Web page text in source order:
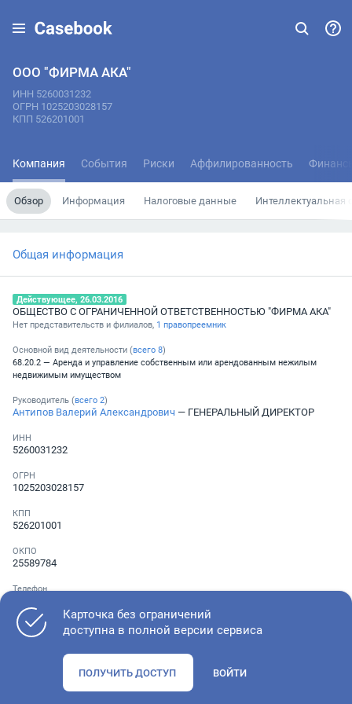
ООО "ФИРМА АКА"
ИНН 5260031232
ОГРН 1025203028157
КПП 526201001
Компания События Риски Аффилированность
Обзор Информация Налоговые данные Интеллектуальная
Общая информация
Действующее, 26.03.2016
ОБЩЕСТВО С ОГРАНИЧЕННОЙ ОТВЕТСТВЕННОСТЬЮ "ФИРМА АКА"
Нет представительств и филиалов, 1 правопреемник
Основной вид деятельности (всего 8)
68.20.2 — Аренда и управление собственным или арендованным нежилым
недвижимым имуществом
Руководитель (всего 2)
Антипов Валерий Александрович — ГЕНЕРАЛЬНЫЙ ДИРЕКТОР
ИНН
5260031232
ОГРН
1025203028157
КПП
526201001
ОКПО
25589784
Телефон
Как оценить состояние компании
Карточка без ограничений
доступна в полной версии сервиса
ПОЛУЧИТЬ ДОСТУП ВОЙТИ